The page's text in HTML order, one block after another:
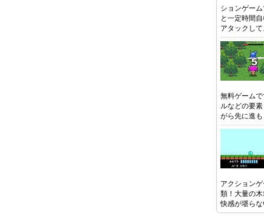
ションゲー
と一定時間
アタックし
無料ゲーム
ルなどの要
がら先に進
アクション
類！大量の
快感が堪ら